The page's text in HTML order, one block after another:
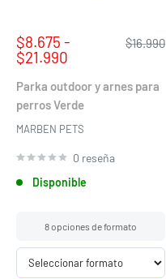
Precio
de
$8.675 -
$21.990
Precio
$16.990
Parka outdoor y arnes para
perros Verde
MARBEN PETS
0 reseña
Disponible
8 opciones de formato